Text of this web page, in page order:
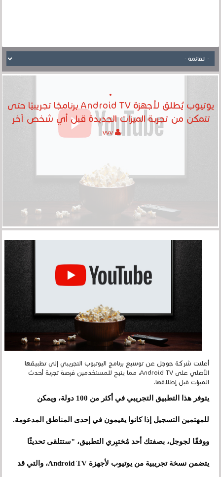
يوتيوب يُطلق لأجهزة Android TV برنامجًا تجريبيًا حتى
تتمكن من تجربة الميزات الجديدة قبل أي شخص آخر
vvv
أعلنت شركة جوجل عن توسيع برنامج اليوتيوب التجريبي إلى تطبيقها
الأصلي على Android TV، مما يتيح للمستخدمين فرصة تجربة أحدث
الميزات قبل إطلاقها.
يتوفر هذا التطبيق التجريبي في أكثر من 100 دولة، ويمكن
للمهتمين التسجيل إذا كانوا يقيمون في إحدى المناطق المدعومة.
ووفقًا لجوجل، بصفتك أحد مُختبِري التطبيق، "ستتلقى تحديثًا
يتضمن نسخة تجريبية من يوتيوب لأجهزة Android TV، والتي قد